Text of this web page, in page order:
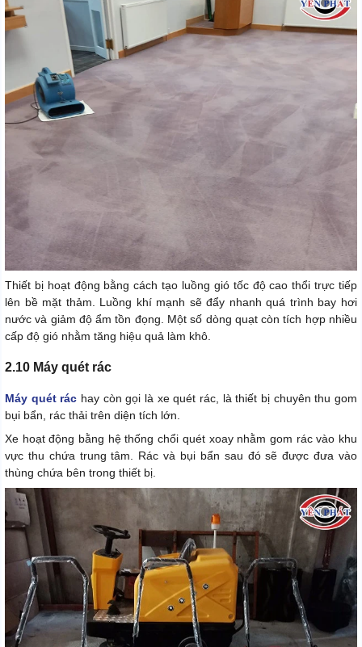
Thiết bị hoạt động bằng cách tạo luồng gió tốc độ cao thổi trực tiếp
lên bề mặt thảm. Luồng khí mạnh sẽ đẩy nhanh quá trình bay hơi
nước và giảm độ ẩm tồn đọng. Một số dòng quạt còn tích hợp nhiều
cấp độ gió nhằm tăng hiệu quả làm khô.
2.10 Máy quét rác
Máy quét rác hay còn gọi là xe quét rác, là thiết bị chuyên thu gom
bụi bẩn, rác thải trên diện tích lớn.
Xe hoạt động bằng hệ thống chổi quét xoay nhằm gom rác vào khu
vực thu chứa trung tâm. Rác và bụi bẩn sau đó sẽ được đưa vào
thùng chứa bên trong thiết bị.